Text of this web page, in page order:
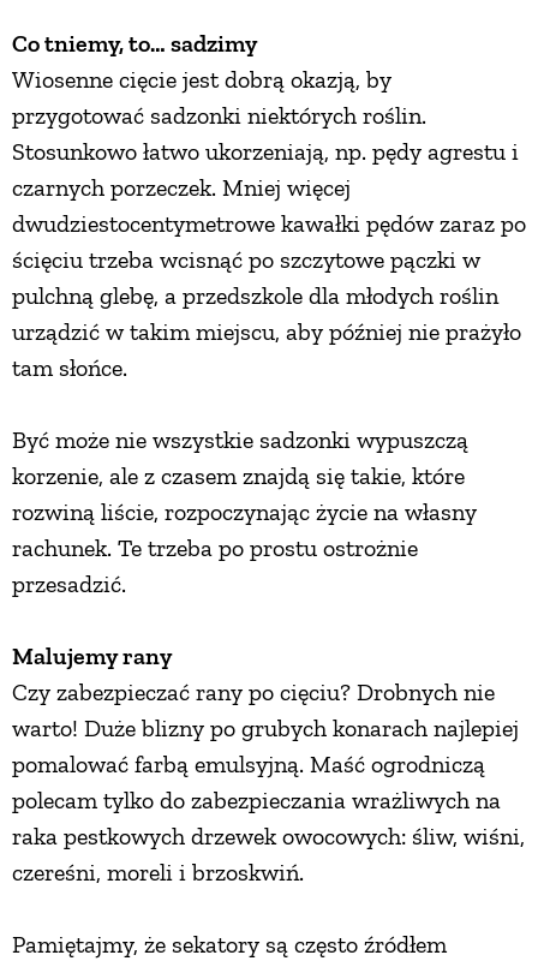
Co tniemy, to… sadzimy
Wiosenne cięcie jest dobrą okazją, by
przygotować sadzonki niektórych roślin.
Stosunkowo łatwo ukorzeniają, np. pędy agrestu i
czarnych porzeczek. Mniej więcej
dwudziestocentymetrowe kawałki pędów zaraz po
ścięciu trzeba wcisnąć po szczytowe pączki w
pulchną glebę, a przedszkole dla młodych roślin
urządzić w takim miejscu, aby później nie prażyło
tam słońce.
Być może nie wszystkie sadzonki wypuszczą
korzenie, ale z czasem znajdą się takie, które
rozwiną liście, rozpoczynając życie na własny
rachunek. Te trzeba po prostu ostrożnie
przesadzić.
Malujemy rany
Czy zabezpieczać rany po cięciu? Drobnych nie
warto! Duże blizny po grubych konarach najlepiej
pomalować farbą emulsyjną. Maść ogrodniczą
polecam tylko do zabezpieczania wrażliwych na
raka pestkowych drzewek owocowych: śliw, wiśni,
czereśni, moreli i brzoskwiń.
Pamiętajmy, że sekatory są często źródłem